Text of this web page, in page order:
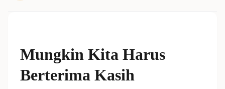
Mungkin Kita Harus
Berterima Kasih